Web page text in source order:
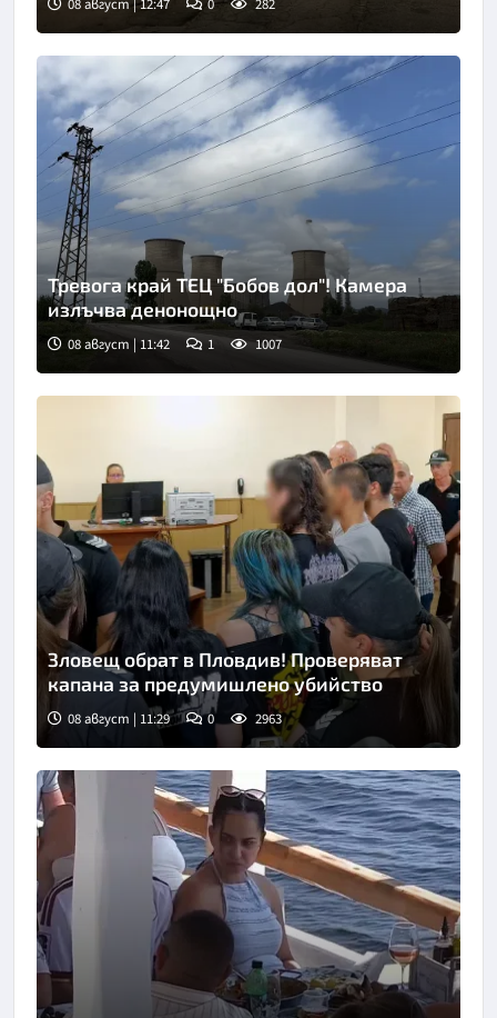
Снимка: БНТ
08 август | 12:47 0 282
Тревога край ТЕЦ "Бобов дол"! Камера
излъчва денонощно
08 август | 11:42 1 1007
Снимка: БТА
Зловещ обрат в Пловдив! Проверяват
капана за предумишлено убийство
08 август | 11:29 0 2963